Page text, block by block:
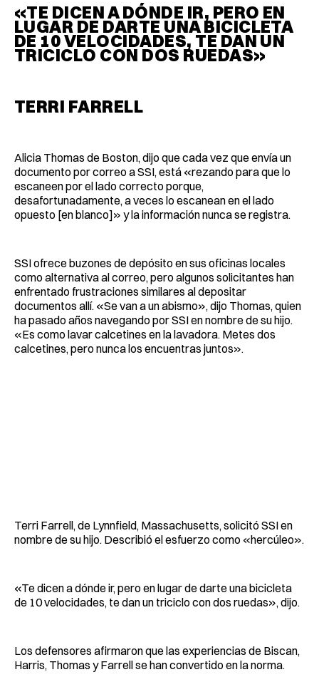
«TE DICEN A DÓNDE IR, PERO EN
LUGAR DE DARTE UNA BICICLETA
DE 10 VELOCIDADES, TE DAN UN
TRICICLO CON DOS RUEDAS»
TERRI FARRELL
Alicia Thomas de Boston, dijo que cada vez que envía un
documento por correo a SSI, está «rezando para que lo
escaneen por el lado correcto porque,
desafortunadamente, a veces lo escanean en el lado
opuesto [en blanco]» y la información nunca se registra.
SSI ofrece buzones de depósito en sus oficinas locales
como alternativa al correo, pero algunos solicitantes han
enfrentado frustraciones similares al depositar
documentos allí. «Se van a un abismo», dijo Thomas, quien
ha pasado años navegando por SSI en nombre de su hijo.
«Es como lavar calcetines en la lavadora. Metes dos
calcetines, pero nunca los encuentras juntos».
Terri Farrell, de Lynnfield, Massachusetts, solicitó SSI en
nombre de su hijo. Describió el esfuerzo como «hercúleo».
«Te dicen a dónde ir, pero en lugar de darte una bicicleta
de 10 velocidades, te dan un triciclo con dos ruedas», dijo.
Los defensores afirmaron que las experiencias de Biscan,
Harris, Thomas y Farrell se han convertido en la norma.